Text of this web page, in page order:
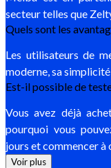
secteur telles que
Quels sont les
Les utilisateurs de
moderne, sa
Est-il possible de
Vous avez déjà
pourquoi vous
jours et commencer à
Voir plus